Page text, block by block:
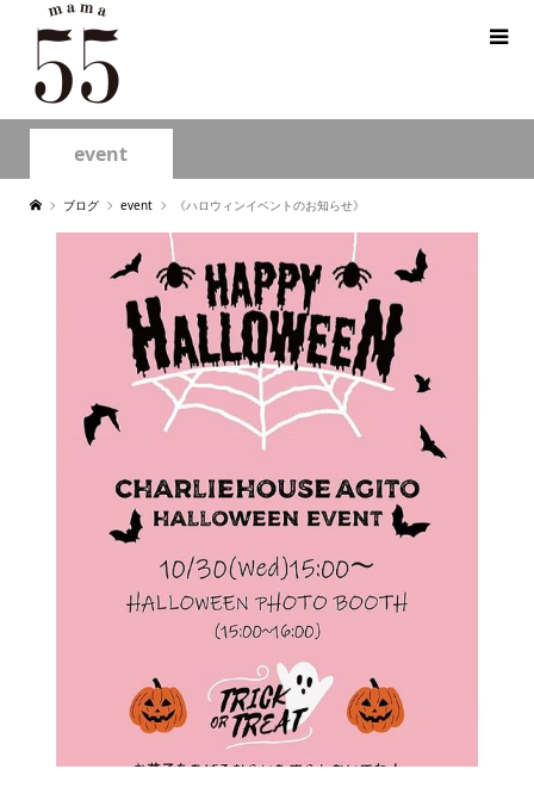
event
ブログ event 《ハロウィンイベントのお知らせ》